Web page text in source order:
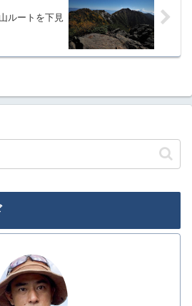
ルートを下見